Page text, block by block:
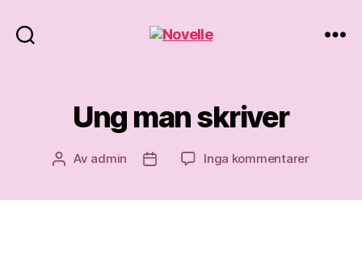
Ung man skriver
Inläggsförfattare
Av admin InläggsdatumInga kommentarertill